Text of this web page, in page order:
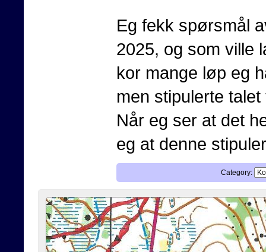
Eg fekk spørsmål
2025, og som ville
kor mange løp eg
men stipulerte
Når eg ser at det
eg at denne
Category: